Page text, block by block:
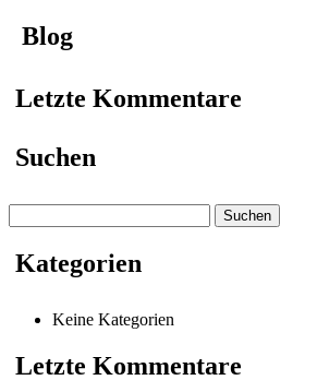
Blog
Letzte Kommentare
Suchen
nach:
Kategorien
Keine Kategorien
Letzte Kommentare